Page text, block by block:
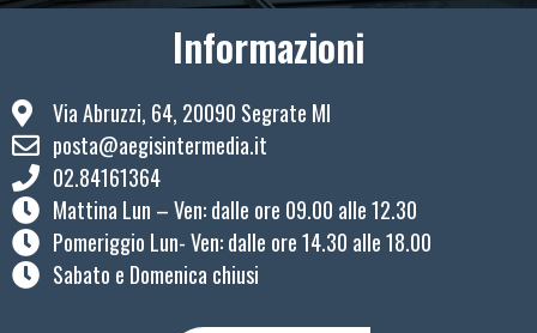
Informazioni
Via Abruzzi, 64, 20090 Segrate MI
posta@aegisintermedia.it
02.84161364
Mattina Lun – Ven: ​dalle ore 09.00 alle 12.30
Pomeriggio Lun- Ven: dalle ore 14.30 alle 18.00
Sabato e Domenica chiusi